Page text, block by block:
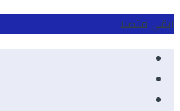
ابقى متصلا